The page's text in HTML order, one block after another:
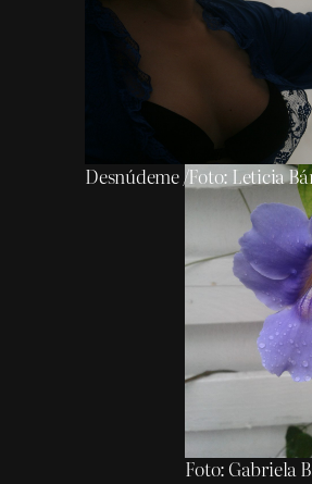
Desnúdeme /Foto: Leticia
Foto: Gabriela